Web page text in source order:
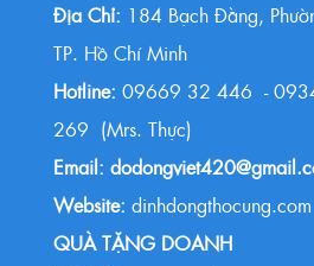
Địa Chỉ: 184 Bạch Đằng,
TP. Hồ Chí Minh
Hotline: 09669 32 446 -
269 (Mrs. Thực)
Email:
Website: dinhdongthocung.com
QUÀ TẶNG DOANH